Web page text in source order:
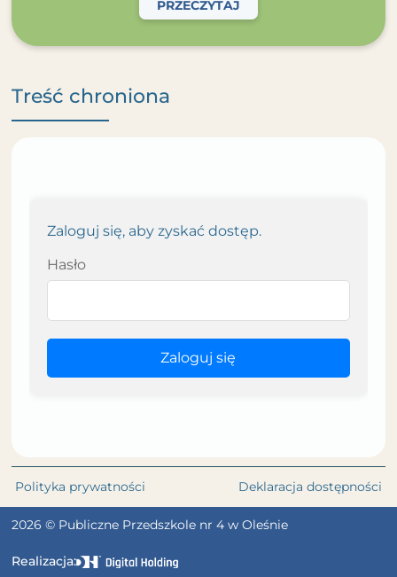
PRZECZYTAJ
Treść chroniona
Zaloguj się, aby zyskać dostęp.
Hasło
Zaloguj się
Polityka prywatności Deklaracja dostępności
2026 © Publiczne Przedszkole nr 4 w Oleśnie
Realizacja: